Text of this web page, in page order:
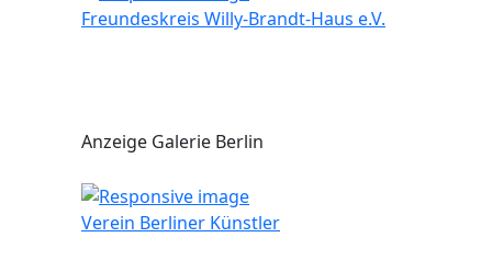
Freundeskreis Willy-Brandt-Haus e.V.
Anzeige Galerie Berlin
Verein Berliner Künstler